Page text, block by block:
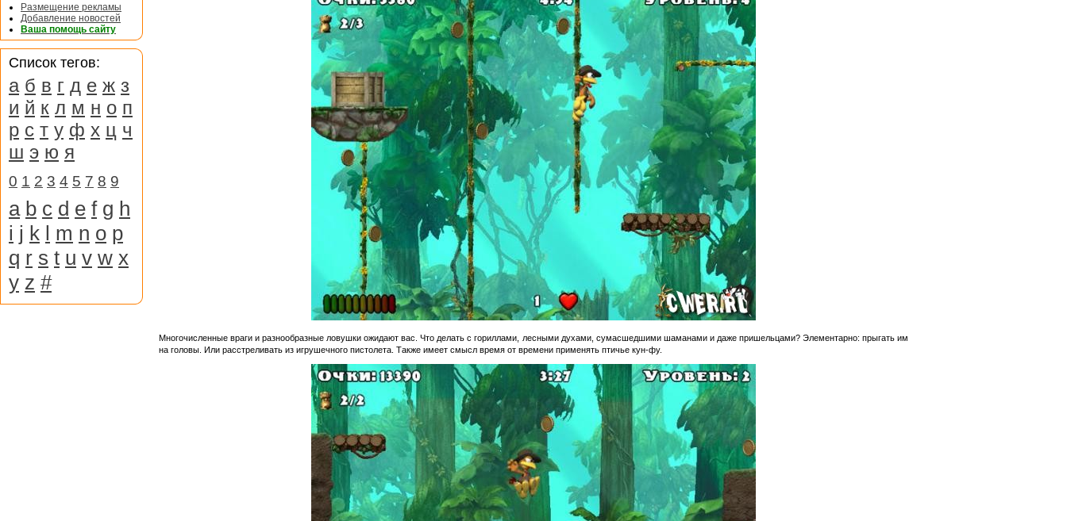
Многочисленные враги и разнообразные ловушки ожидают вас. Что делать с гориллами, лесными духами, сумасшедшими шаманами и даже пришельцами? Элементарно: прыгать им
на головы. Или расстреливать из игрушечного пистолета. Также имеет смысл время от времени применять птичье кун-фу.
Размещение рекламы
Добавление новостей
Ваша помощь сайту
Список тегов:
а б в г д е ж з
и й к л м н о п
р с т у ф х ц ч
ш э ю я
0 1 2 3 4 5 7 8 9
a b c d e f g h
i j k l m n o p
q r s t u v w x
y z #